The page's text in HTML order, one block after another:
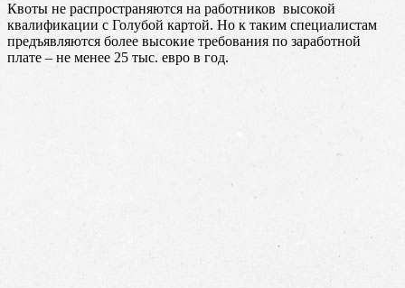
Квоты не распространяются на работников высокой
квалификации с Голубой картой. Но к таким специалистам
предъявляются более высокие требования по заработной
плате – не менее 25 тыс. евро в год.